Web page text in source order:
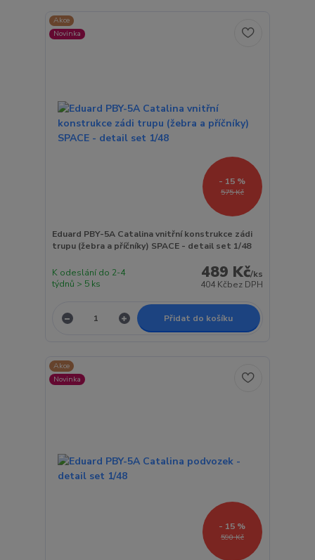
Akce
Novinka
575 Kč
- 15 %
Eduard PBY-5A Catalina vnitřní konstrukce zádi
trupu (žebra a příčníky) SPACE - detail set 1/48
489 Kč/ks
404 Kčbez DPH
K odeslání do 2-4
týdnů > 5 ks
Přidat do košíku
Akce
Novinka
590 Kč
- 15 %